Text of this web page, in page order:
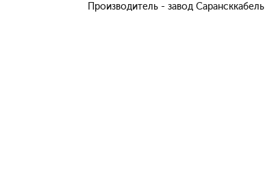
Производитель - завод Сарансккабель